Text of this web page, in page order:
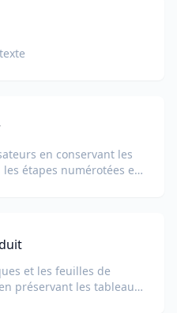
en conservant les
étapes numérotées et
et les feuilles de
préservant les tableaux,